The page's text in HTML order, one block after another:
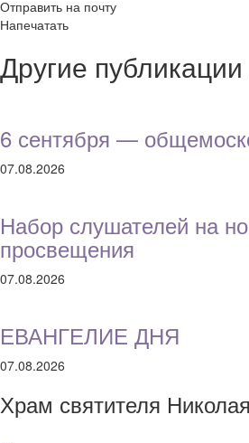
Отправить на почту
Напечатать
Другие публикации
6 сентября —
07.08.2026
Набор слушателей на
просвещения
07.08.2026
ЕВАНГЕЛИЕ ДНЯ
07.08.2026
Храм святителя